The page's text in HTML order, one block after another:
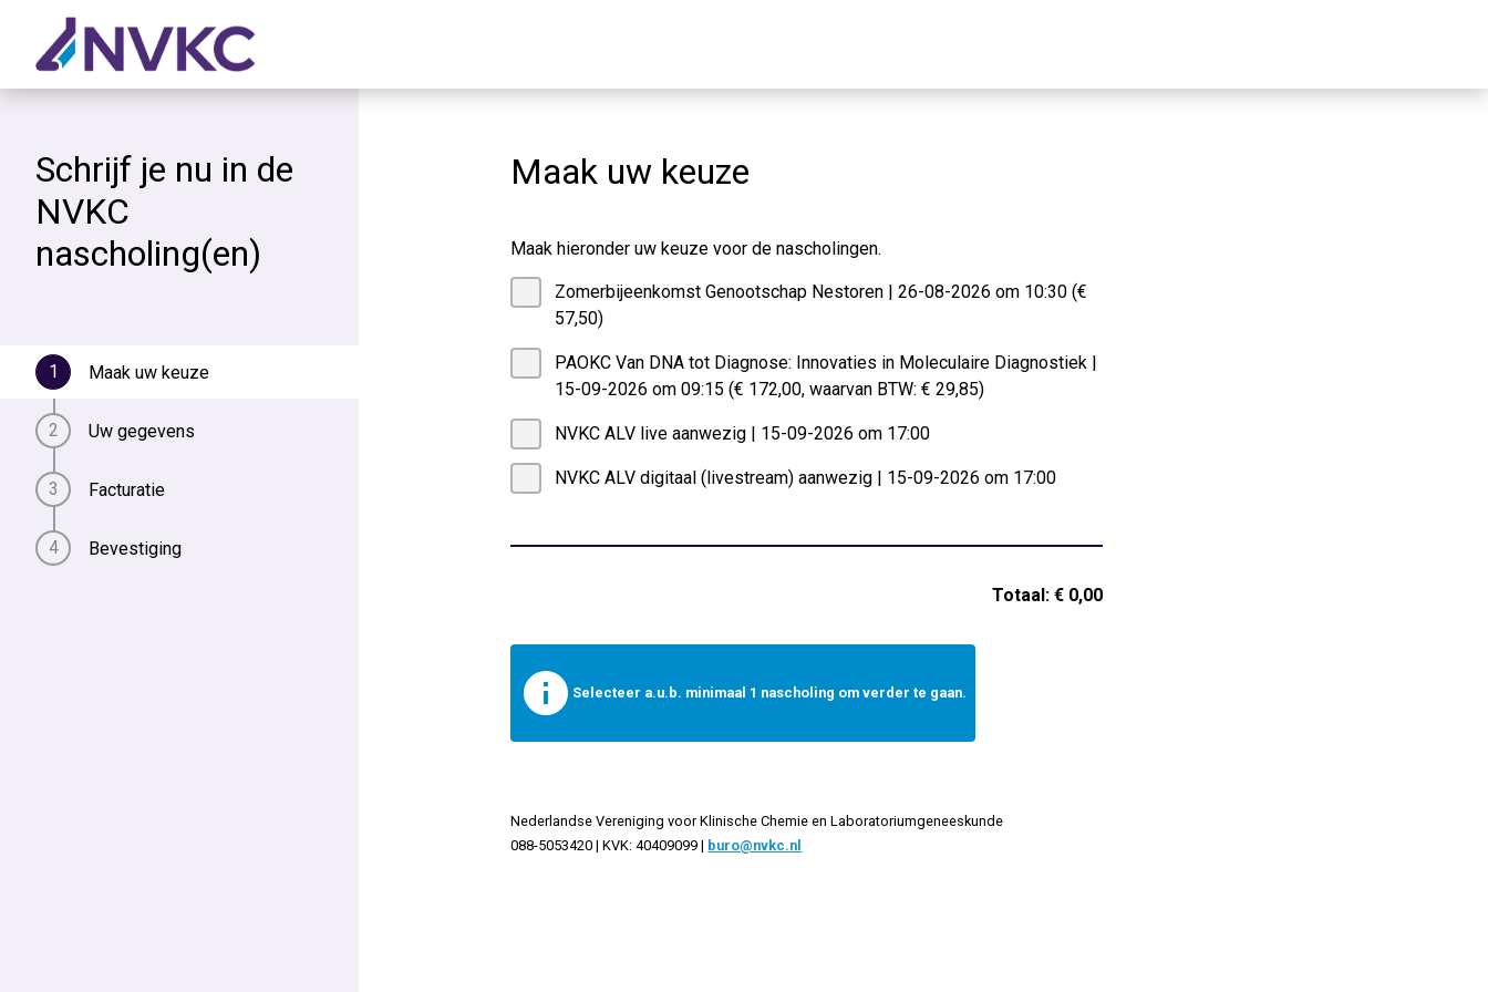
Schrijf je nu in de
NVKC
nascholing(en)
Maak uw keuze
Uw gegevens
Facturatie
Bevestiging
Submit
Maak uw keuze
Maak hieronder uw keuze voor de nascholingen.
Zomerbijeenkomst Genootschap Nestoren | 26-08-2026 om 10:30 (€
57,50)
PAOKC Van DNA tot Diagnose: Innovaties in Moleculaire Diagnostiek |
15-09-2026 om 09:15 (€ 172,00, waarvan BTW: € 29,85)
NVKC ALV live aanwezig | 15-09-2026 om 17:00
NVKC ALV digitaal (livestream) aanwezig | 15-09-2026 om 17:00
Totaal: € 0,00
info Selecteer a.u.b. minimaal 1 nascholing om verder te gaan.
Nederlandse Vereniging voor Klinische Chemie en Laboratoriumgeneeskunde
088-5053420 | KVK: 40409099 | buro@nvkc.nl